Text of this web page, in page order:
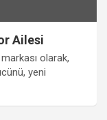
Ailesi
olarak,
yeni